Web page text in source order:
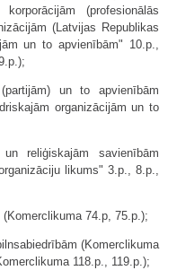
(profesionālās
(Latvijas Republikas
un to apvienībām" 10.p.,
un to apvienībām
organizācijām un to
reliģiskajām savienībām
likums" 3.p., 8.p.,
74.p, 75.p.);
(Komerclikuma
118.p., 119.p.);